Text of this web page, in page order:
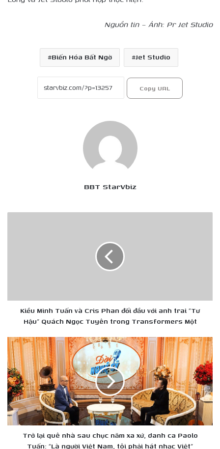
Nguồn tin – Ảnh: Pr Jet Studio
Biến Hóa Bất Ngờ Jet Studio
Copy URL
BBT StarVbiz
với
Hậu”
Quách
Ngọc
Tuyên
trong
Transformers
Một
Kiều Minh Tuấn và Cris Phan đối đầu với anh trai “Tư
Hậu” Quách Ngọc Tuyên trong Transformers Một
Trở
lại
quê
nhà
sau
chục
năm
xa
xứ,
Trở lại quê nhà sau chục năm xa xứ, danh ca Paolo
Tuấn: “Là người Việt Nam, tôi phải hát nhạc Việt”